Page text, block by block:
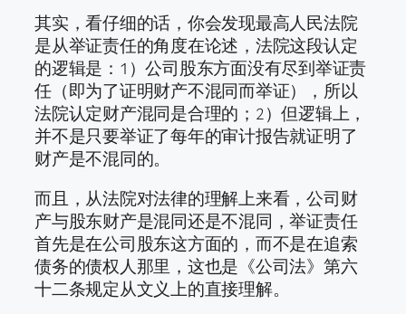
其实，看仔细的话，你会发现最高人民法院
是从举证责任的角度在论述，法院这段认定
的逻辑是：1）公司股东方面没有尽到举证责
任（即为了证明财产不混同而举证），所以
法院认定财产混同是合理的；2）但逻辑上，
并不是只要举证了每年的审计报告就证明了
财产是不混同的。
而且，从法院对法律的理解上来看，公司财
产与股东财产是混同还是不混同，举证责任
首先是在公司股东这方面的，而不是在追索
债务的债权人那里，这也是《公司法》第六
十二条规定从文义上的直接理解。